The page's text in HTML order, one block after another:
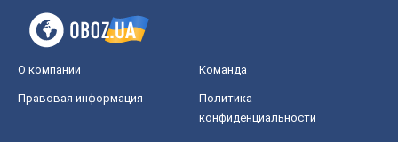
О компании Команда
Правовая информация
Политика
конфиденциальности